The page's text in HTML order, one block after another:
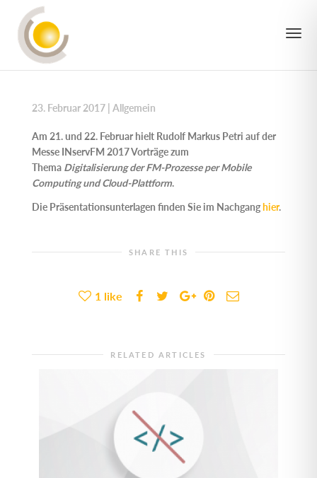
23. Februar 2017 Allgemein
Am 21. und 22. Februar hielt Rudolf Markus Petri auf der
Messe INservFM 2017 Vorträge zum
Thema Digitalisierung der FM-Prozesse per Mobile
Computing und Cloud-Plattform.
Die Präsentationsunterlagen finden Sie im Nachganghier.
SHARE THIS
1 like
RELATED ARTICLES